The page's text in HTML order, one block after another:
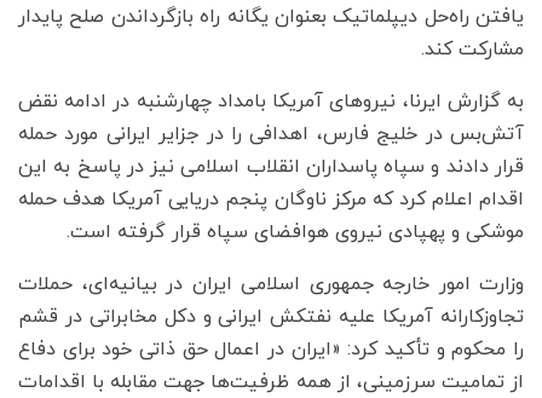
یافتن راه‌حل دیپلماتیک بعنوان یگانه راه بازگرداندن صلح پایدار
مشارکت کند.
به گزارش ایرنا، نیروهای آمریکا بامداد چهارشنبه در ادامه نقض
آتش‌بس در خلیج فارس، اهدافی را در جزایر ایرانی مورد حمله
قرار دادند و سپاه پاسداران انقلاب اسلامی نیز در پاسخ به این
اقدام اعلام کرد که مرکز ناوگان پنجم دریایی آمریکا هدف حمله
موشکی و پهپادی نیروی هوافضای سپاه قرار گرفته است.
وزارت امور خارجه جمهوری اسلامی ایران در بیانیه‌ای، حملات
تجاوزکارانه آمریکا علیه نفتکش ایرانی و دکل مخابراتی در قشم
را محکوم و تأکید کرد: «ایران در اعمال حق ذاتی خود برای دفاع
از تمامیت سرزمینی، از همه ظرفیت‌ها جهت مقابله با اقدامات